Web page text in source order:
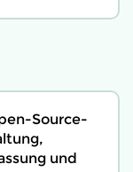
Source-
und